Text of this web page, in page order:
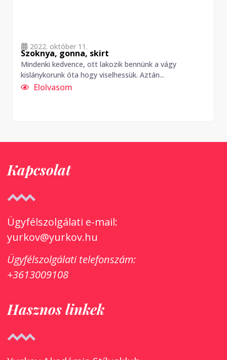
2022. október 11.
Szoknya, gonna, skirt
Mindenki kedvence, ott lakozik bennünk a vágy
kislánykorunk óta hogy viselhessük. Aztán...
Elolvasom
Kapcsolat
Ügyfélszolgálati e-mail:
yurkov@yurkov.hu
Ügyfélszolgálatitelefonszám:
+3613009108
Hasznos linkek